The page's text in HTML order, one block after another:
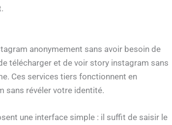
anonymement sans avoir besoin de
télécharger et de voir story instagram sans
Ces services tiers fonctionnent en
sans révéler votre identité.
une interface simple : il suffit de saisir le